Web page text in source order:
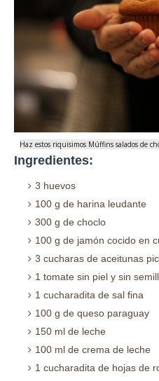
Haz estos riquisimos Múffins salados de
Ingredientes:
3 huevos
100 g de harina leudante
300 g de choclo
100 g de jamón cocido en
3 cucharas de aceitunas
1 tomate sin piel y sin
1 cucharadita de sal fina
100 g de queso paraguay
150 ml de leche
100 ml de crema de leche
1 cucharadita de hojas de